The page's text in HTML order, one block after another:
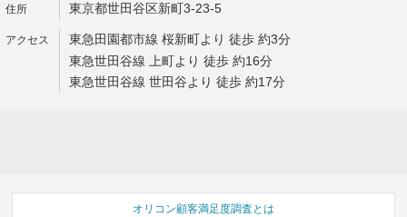
東京都世田谷区新町3-23-5
東急田園都市線 桜新町より 徒歩 約3分
東急世田谷線 上町より 徒歩 約16分
東急世田谷線 世田谷より 徒歩 約17分
オリコン顧客満足度調査とは